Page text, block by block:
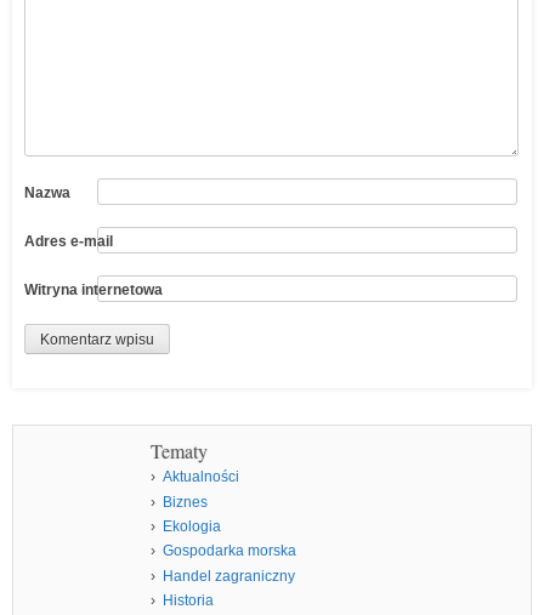
Nazwa
Adres e-mail
Witryna internetowa
Tematy
Aktualności
Biznes
Ekologia
Gospodarka morska
Handel zagraniczny
Historia